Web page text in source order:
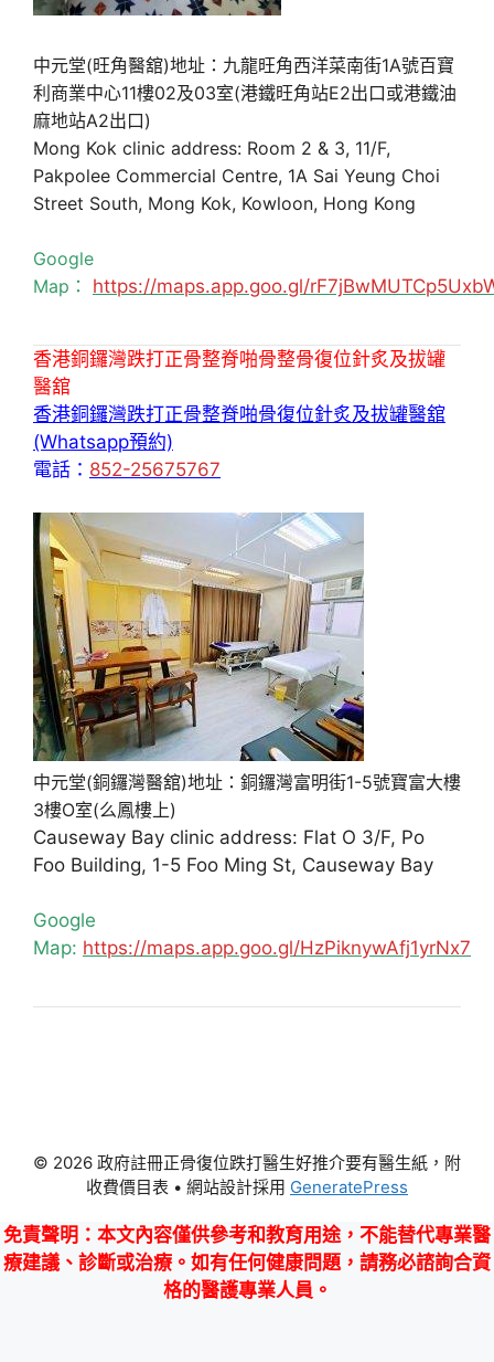
中元堂(旺角醫舘)地址：九龍旺角西洋菜南街1A號百寶
利商業中心11樓02及03室(港鐵旺角站E2出口或港鐵油
麻地站A2出口)
Mong Kok clinic address: Room 2 & 3, 11/F,
Pakpolee Commercial Centre, 1A Sai Yeung Choi
Street South, Mong Kok, Kowloon, Hong Kong
Google
Map： https://maps.app.goo.gl/
香港銅鑼灣跌打正骨整脊啪骨整骨復位針炙及拔罐
醫舘
香港銅鑼灣跌打正骨整脊啪骨復位針炙及拔罐醫舘
(Whatsapp預約)
電話： 852-25675767
中元堂(銅鑼灣醫舘)地址：銅鑼灣富明街1-5號寶富大樓
3樓O室(么鳳樓上)
Causeway Bay clinic address: Flat O 3/F, Po
Foo Building, 1-5 Foo Ming St, Causeway Bay
Google
Map: https://maps.app.goo.gl/HzPiknywAfj1yrNx7
© 2026 政府註冊正骨復位跌打醫生好推介要有醫生紙，附
收費價目表 • 網站設計採用 GeneratePress
免責聲明 ：本文內容僅供參考和教育用途，不能替代專業醫
療建議、診斷或治療。如有任何健康問題，請務必諮詢合資
格的醫護專業人員。